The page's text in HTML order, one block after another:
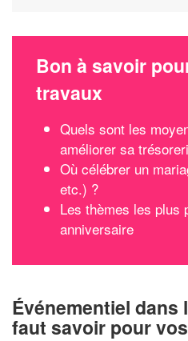
Bon à savoir
travaux
Quels sont les
améliorer sa
Où célébrer un
etc.) ?
Les thèmes les plus
anniversaire
Événementiel dans
faut savoir pour